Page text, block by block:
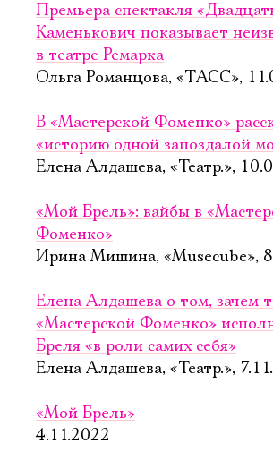
Премьера спектакля
Каменькович показывает
в театре Ремарка
Ольга Романцова, «ТАСС»,
В «Мастерской Фоменко»
«историю одной запоздалой
Елена Алдашева, «Театр.»,
«Мой Брель»: вайбы в
Фоменко»
Ирина Мишина, «Musecube»,
Елена Алдашева о том, зачем
«Мастерской Фоменко»
Бреля «в роли самих себя»
Елена Алдашева, «Театр.»,
«Мой Брель»
4.11.2022